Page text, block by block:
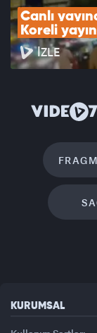
Canlı
Koreli
İZLE
KURUMSAL